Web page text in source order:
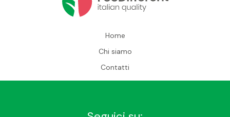
Home
Chi siamo
Contatti